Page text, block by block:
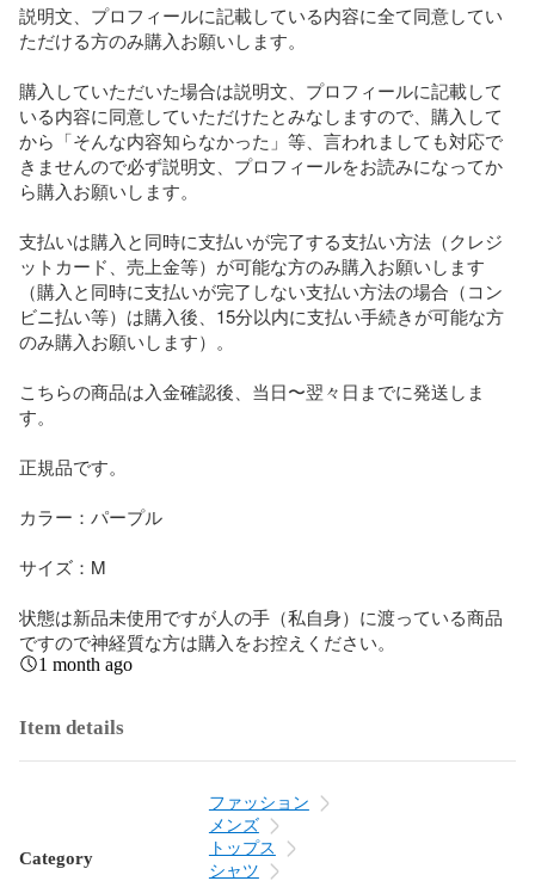
説明文、プロフィールに記載している内容に全て同意してい
ただける方のみ購入お願いします。
購入していただいた場合は説明文、プロフィールに記載して
いる内容に同意していただけたとみなしますので、購入して
から「そんな内容知らなかった」等、言われましても対応で
きませんので必ず説明文、プロフィールをお読みになってか
ら購入お願いします。
支払いは購入と同時に支払いが完了する支払い方法（クレジ
ットカード、売上金等）が可能な方のみ購入お願いします
（購入と同時に支払いが完了しない支払い方法の場合（コン
ビニ払い等）は購入後、15分以内に支払い手続きが可能な方
のみ購入お願いします）。
こちらの商品は入金確認後、当日〜翌々日までに発送しま
す。
正規品です。
カラー：パープル
サイズ：M
状態は新品未使用ですが人の手（私自身）に渡っている商品
ですので神経質な方は購入をお控えください。
1 month ago
Item details
Category
ファッション
メンズ
トップス
シャツ